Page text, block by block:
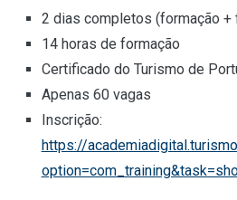
2 dias completos (formação +
14 horas de formação
Certificado do Turismo de
Apenas 60 vagas
Inscrição:
https://